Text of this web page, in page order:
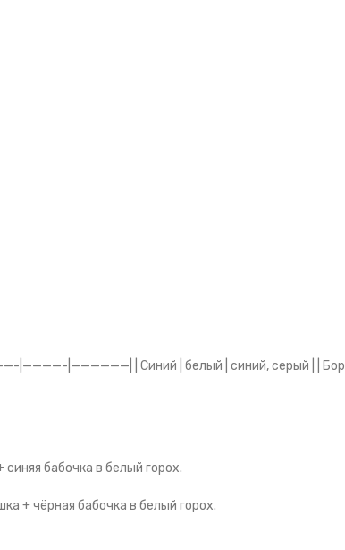
|————-|——————| | Синий | белый | синий, серый | |
бабочка в белый горох.
+ чёрная бабочка в белый горох.